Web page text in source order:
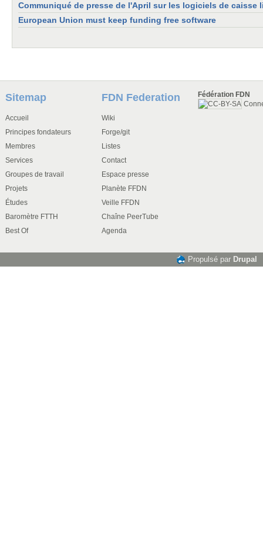
Communiqué de presse de l'April sur les logiciels de caisse
European Union must keep funding free software
Sitemap
Accueil
Principes fondateurs
Membres
Services
Groupes de travail
Projets
Études
Baromètre FTTH
Best Of
FDN Federation
Wiki
Forge/git
Listes
Contact
Espace presse
Planète FFDN
Veille FFDN
Chaîne PeerTube
Agenda
Fédération FDN
Propulsé par Drupal